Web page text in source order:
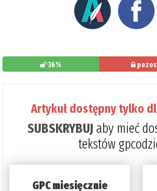
36%
Artykuł dostępny tylko
SUBSKRYBUJaby mieć
tekstów
GPC miesięcznie